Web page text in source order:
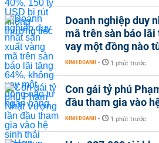
Doanh nghiệp duy
mã trên sàn báo lãi
vay một đồng nào
KINH DOANH - 1 phút trước
Con gái tỷ phú
đầu tham gia vào
KINH DOANH - 1 phút trước